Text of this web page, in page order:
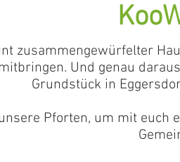
zusammengewürfelter
Und genau
Grundstück in
Pforten, um mit euch